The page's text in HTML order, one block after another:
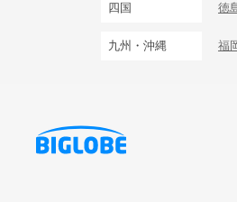
四国 徳
九州・沖縄 福